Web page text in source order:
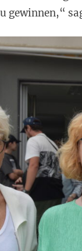
gewinnen,“